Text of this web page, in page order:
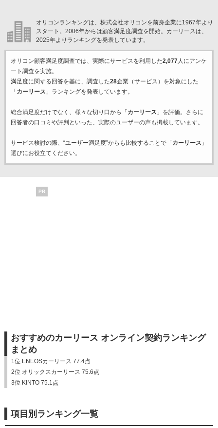
オリコンランキングは、株式会社オリコンを前身企業に1967年より
スタート。2006年からは顧客満足度調査を開始。カーリースは、
2025年よりランキングを発表しています。
オリコン顧客満足度調査では、実際にサービスを利用した2,077人にアンケ
ート調査を実施。
満足度に関する回答を基に、調査した28企業（サービス）を対象にした
「 カーリース 」ランキングを発表しています。
総合満足度だけでなく、様々な切り口から「 カーリース 」を評価。さらに
回答者の口コミや評判といった、実際のユーザーの声も掲載しています。
サービス検討の際、“ユーザー満足度”からも比較することで「 カーリース 」
選びにお役立てください。
PR
おすすめのカーリース オンライン契約ランキング
まとめ
1位 ENEOSカーリース 77.4点
2位 オリックスカーリース 75.6点
3位 KINTO 75.1点
項目別ランキング一覧